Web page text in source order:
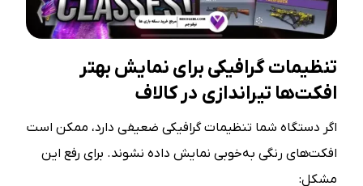
تنظیمات گرافیکی برای نمایش بهتر
افکت‌ها تیراندازی در کالاف
اگر دستگاه شما تنظیمات گرافیکی ضعیفی دارد، ممکن است
افکت‌های رنگی به‌خوبی نمایش داده نشوند. برای رفع این
مشکل: